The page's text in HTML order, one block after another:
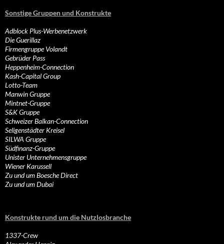
Sonstige Gruppen und Konstrukte
Adblock Plus-Werbenetzwerk
Die Guerillaz
Firmengruppe Volandt
Gebrüder Pass
Heppenheim-Connection
Kash-Capital Group
Lotto-Team
Manwin Gruppe
Mintnet-Gruppe
S&K Gruppe
Schweizer Balkan-Connection
Seligenstädter Kreisel
SILWA Gruppe
Südfinanz-Gruppe
Unister Unternehmensgruppe
Wiener Karussell
Zu und um Boesche Direct
Zu und um Dubai
Konstrukte rund um die Nutzlosbranche
1337-Crew